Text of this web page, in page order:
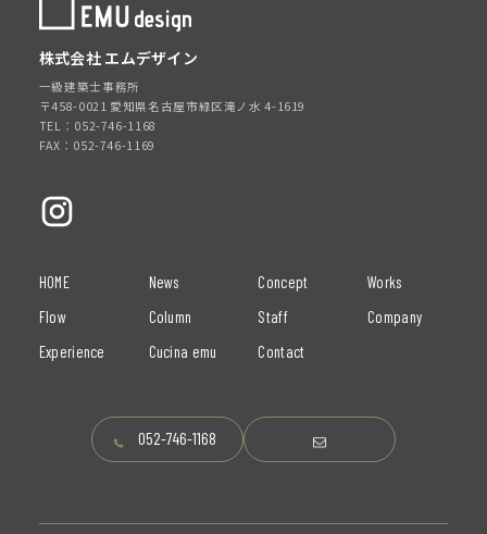
株式会社 エムデザイン
一級建築士事務所
〒458-0021 愛知県名古屋市緑区滝ノ水 4-1619
TEL：052-746-1168
FAX：052-746-1169
HOME News Concept
Works
Flow
Column Staff
Company
Experience
Cucina emu Contact
052-746-1168